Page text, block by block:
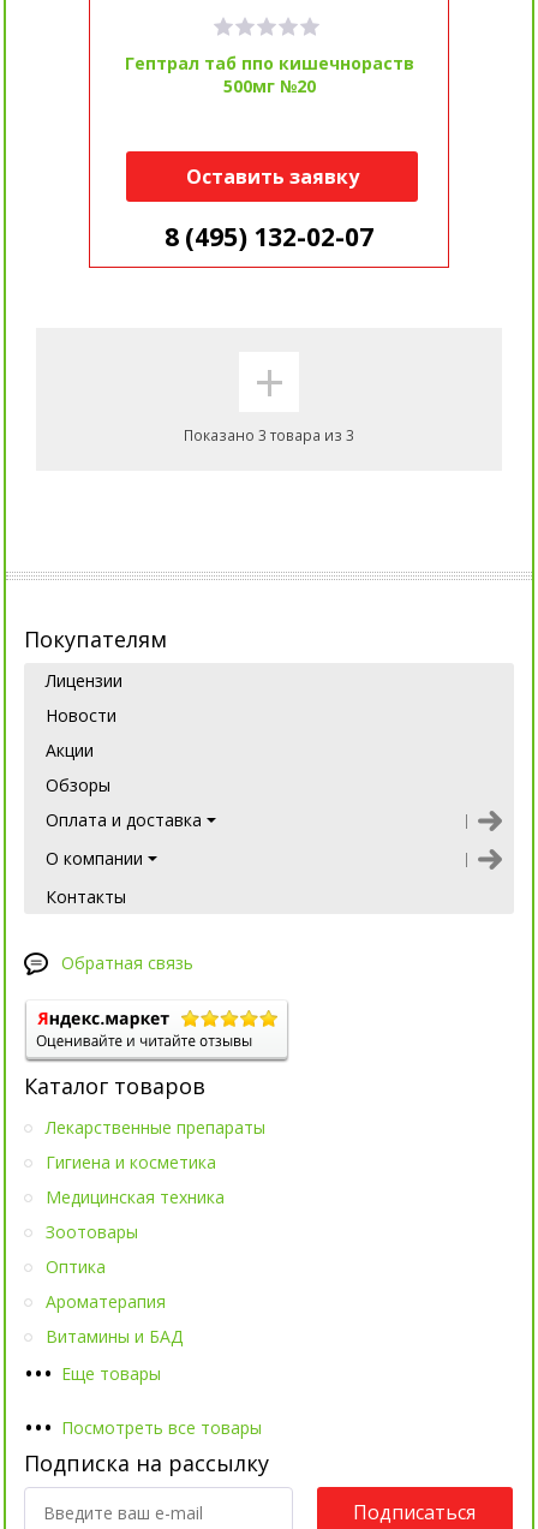
Гептрал таб ппо кишечнораств
500мг №20
Оставить заявку
8 (495) 132-02-07
+
Показано 3 товара из 3
Покупателям
Лицензии
Новости
Акции
Обзоры
Оплата и доставка
О компании
Контакты
Обратная связь
Каталог товаров
••• Еще товары
Лекарственные препараты
Гигиена и косметика
Медицинская техника
Зоотовары
Оптика
Ароматерапия
Витамины и БАД
••• Посмотреть все товары
Подписка на рассылку
Подписаться